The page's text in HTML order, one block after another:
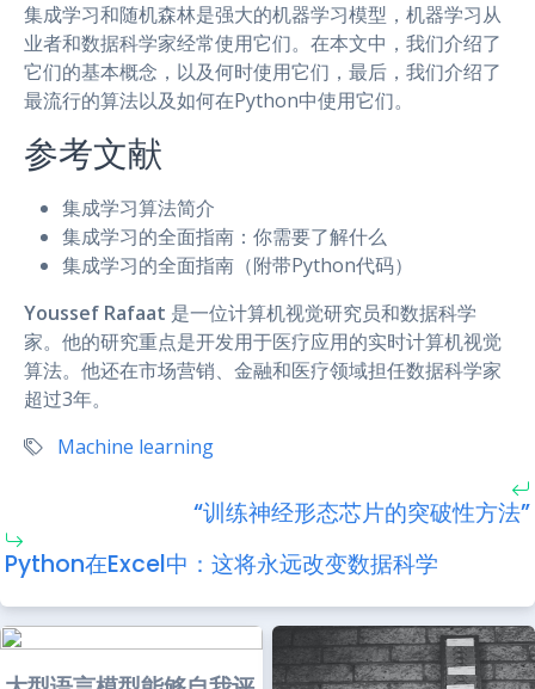
集成学习和随机森林是强大的机器学习模型，机器学习从
业者和数据科学家经常使用它们。在本文中，我们介绍了
它们的基本概念，以及何时使用它们，最后，我们介绍了
最流行的算法以及如何在Python中使用它们。
参考文献
集成学习算法简介
集成学习的全面指南：你需要了解什么
集成学习的全面指南（附带Python代码）
Youssef Rafaat 是一位计算机视觉研究员和数据科学
家。他的研究重点是开发用于医疗应用的实时计算机视觉
算法。他还在市场营销、金融和医疗领域担任数据科学家
超过3年。
Machine learning
“训练神经形态芯片的突破性方法”
Python在Excel中：这将永远改变数据科学